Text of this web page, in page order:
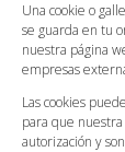
Una cookie o
se guarda en tu
nuestra página
empresas
Las cookies
para que
autorización y
Política